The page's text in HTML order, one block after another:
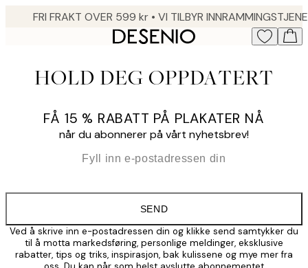
HOLD DEG OPPDATERT
FÅ 15 % RABATT PÅ PLAKATER NÅ
når du abonnerer på vårt nyhetsbrev!
SEND
Ved å skrive inn e-postadressen din og klikke send samtykker du
til å motta markedsføring, personlige meldinger, eksklusive
rabatter, tips og triks, inspirasjon, bak kulissene og mye mer fra